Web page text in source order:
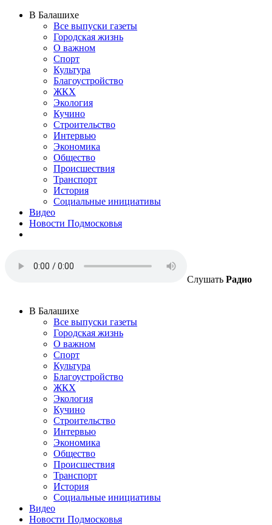
В Балашихе
Все выпуски газеты
Городская жизнь
О важном
Спорт
Культура
Благоустройство
ЖКХ
Экология
Кучино
Строительство
Интервью
Экономика
Общество
Происшествия
Транспорт
История
Социальные инициативы
Видео
Новости Подмосковья
Слушать Радио
В Балашихе
Все выпуски газеты
Городская жизнь
О важном
Спорт
Культура
Благоустройство
ЖКХ
Экология
Кучино
Строительство
Интервью
Экономика
Общество
Происшествия
Транспорт
История
Социальные инициативы
Видео
Новости Подмосковья